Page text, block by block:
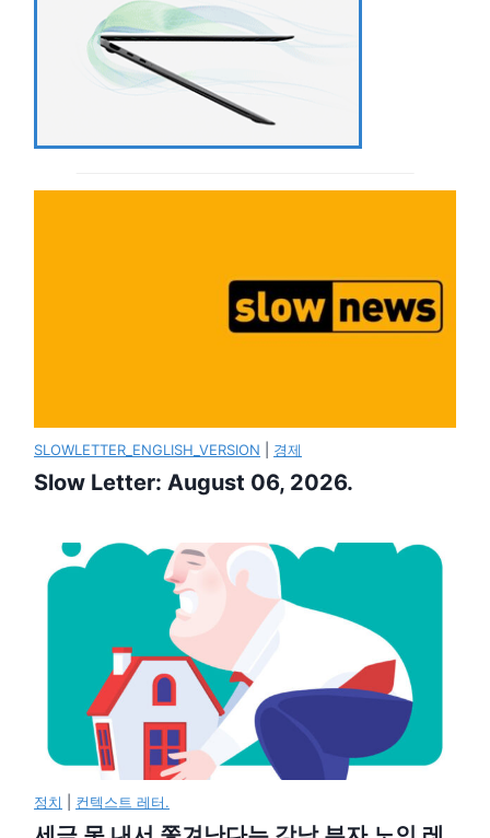
SLOWLETTER_ENGLISH_VERSION 경제
Slow Letter: August 06, 2026.
정치 컨텍스트 레터.